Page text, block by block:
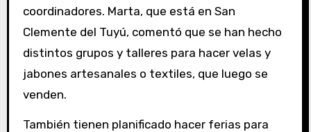
coordinadores. Marta, que está en San
Clemente del Tuyú, comentó que se han hecho
distintos grupos y talleres para hacer velas y
jabones artesanales o textiles, que luego se
venden.
También tienen planificado hacer ferias para